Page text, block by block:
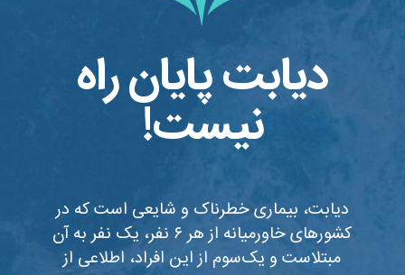
دیابت پایان راه
نیست!
دیابت، بیماری خطرناک و شایعی است که در
کشورهای خاورمیانه از هر ۶ نفر، یک نفر به آن
مبتلاست و یک‌سوم از این افراد، اطلاعی از